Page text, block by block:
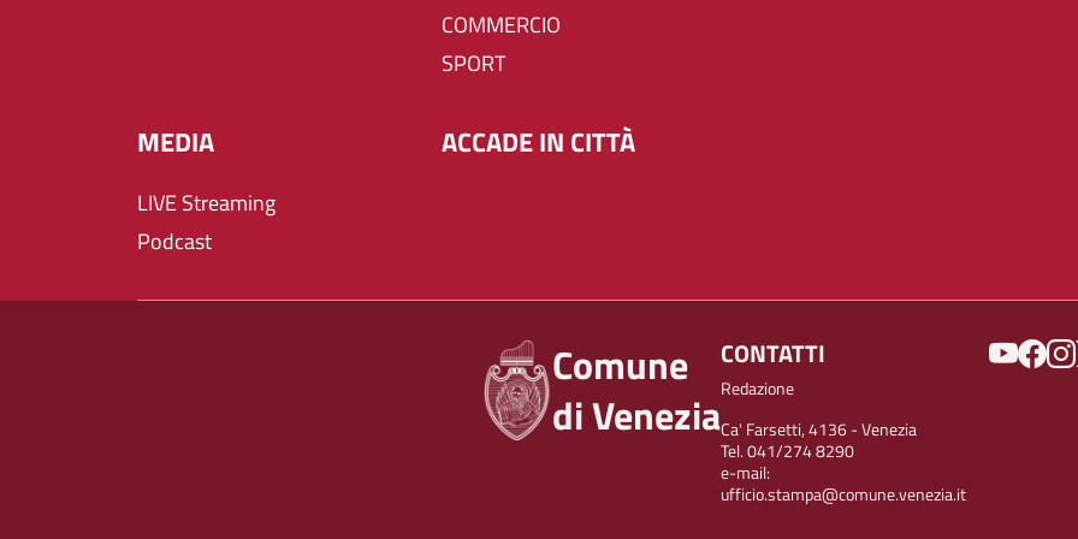
COMMERCIO
SPORT
MEDIA
LIVE Streaming
Podcast
ACCADE IN CITTÀ
Comune
di Venezia
CONTATTI
Redazione
Ca' Farsetti, 4136 - Venezia
Tel. 041/274 8290
e-mail:
ufficio.stampa@comune.venezia.it